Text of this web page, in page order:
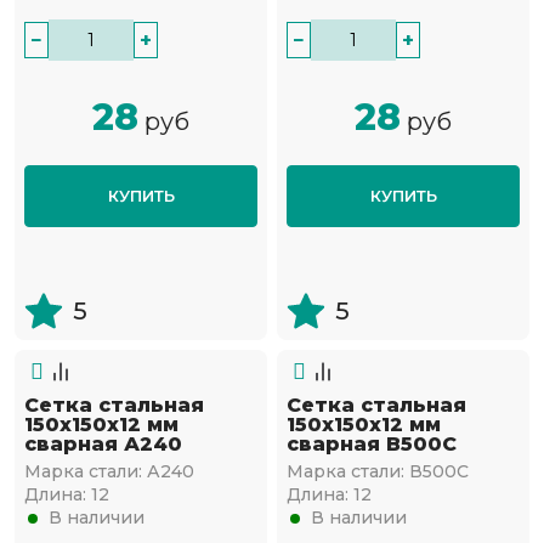
− +
28 руб
КУПИТЬ
5
− +
28 руб
КУПИТЬ
5
Сетка стальная
150х150х12 мм
сварная А240
Марка стали: А240
Длина: 12
В наличии
Сетка стальная
150х150х12 мм
сварная В500С
Марка стали: В500С
Длина: 12
В наличии